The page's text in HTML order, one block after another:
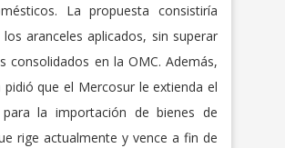
La propuesta consistiría
aranceles aplicados, sin superar
consolidados en la OMC. Además,
pidió que el Mercosur le extienda el
para la importación de bienes de
rige actualmente y vence a fin de